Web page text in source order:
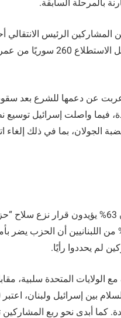
بالمرحلة السابقة.
للقيادة السورية الجديدة، فقد منح 69% من
فيما واصلت إسرائيل
بما في ذلك إلغاء
فيما لم يحدد الباقون موقفهم. واعتبر 52% من
كما أبدى نحو ربع المشاركين